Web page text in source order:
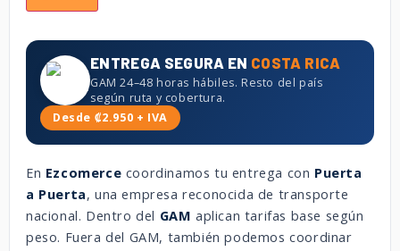
ENTREGA SEGURA EN COSTA RICA
GAM 24–48 horas hábiles. Resto del país
según ruta y cobertura.
Desde ₡2.950 + IVA
En Ezcomerce coordinamos tu entrega con Puerta
a Puerta, una empresa reconocida de transporte
nacional. Dentro del GAM aplican tarifas base según
peso. Fuera del GAM, también podemos coordinar